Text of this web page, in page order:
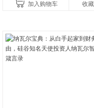
加入购物车 收藏